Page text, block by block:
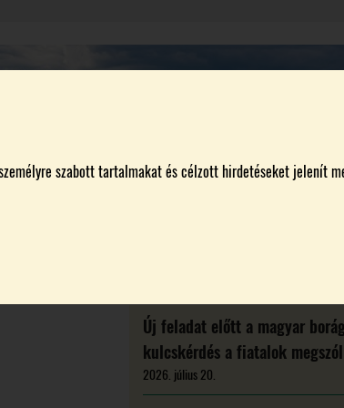
szabott tartalmakat és célzott hirdetéseket jelenít
SZŐLŐBIRTOKA 2026 KI KICSODA RENDEZVÉNYEK
Új feladat előtt a magyar
kulcskérdés a fiatalok
2026. július 20.